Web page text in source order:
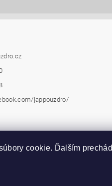
jappouzdro/
Stavební pouzdro pro
cookie. Ďalším